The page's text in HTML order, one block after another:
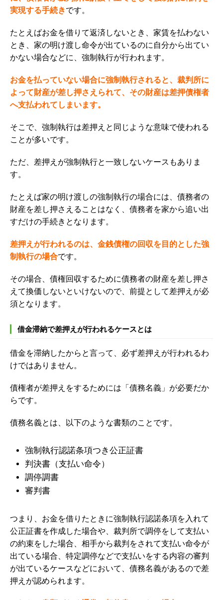
実現する手続きです。
たとえばお金を借りて返済しないとき、家賃を払わない
とき、家の明け渡し命令が出ているのに自分から出てい
かない場合などに、強制執行が行われます。
お金を払っていない場合に強制執行されると、裁判所に
よって財産が差し押さえられて、その財産は差押債権者
へ支払われてしまいます。
そこで、強制執行は差押えと同じような意味で使われる
ことが多いです。
ただ、差押えが強制執行と一致しないケースもありま
す。
たとえば家の明け渡しの強制執行の場合には、債務者の
財産を差し押さえることはなく、債務者を家から追い出
すだけの手続きとなります。
差押えが行われるのは、金銭債権の回収を目的とした強
制執行の場合です。
その場合、債権回収するために債務者の財産を差し押さ
えて換価しないといけないので、前提として差押えが必
須となります。
借金滞納で差押えが行われるケースとは
借金を滞納したからと言って、必ず差押えが行われるわ
けではありません。
債権者が差押えをするためには「債務名義」が必要だか
らです。
債務名義とは、以下のような書類のことです。
強制執行認諾条項つき公正証書
判決書（支払い命令）
調停調書
審判書
つまり、 お金を借りたときに強制執行認諾条項を入れて
公正証書を作成した場合や、裁判所で調停をして支払い
の約束をした場合、相手から裁判をされて支払い命令が
出ている場合、特定調停などで支払いをする内容の審判
が出ているケースなどにおいて、債務名義があるので差
押えが認められます。